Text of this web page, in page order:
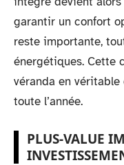
garantir un confort
reste importante,
énergétiques. Cette
véranda en
toute l’année.
PLUS-VALUE